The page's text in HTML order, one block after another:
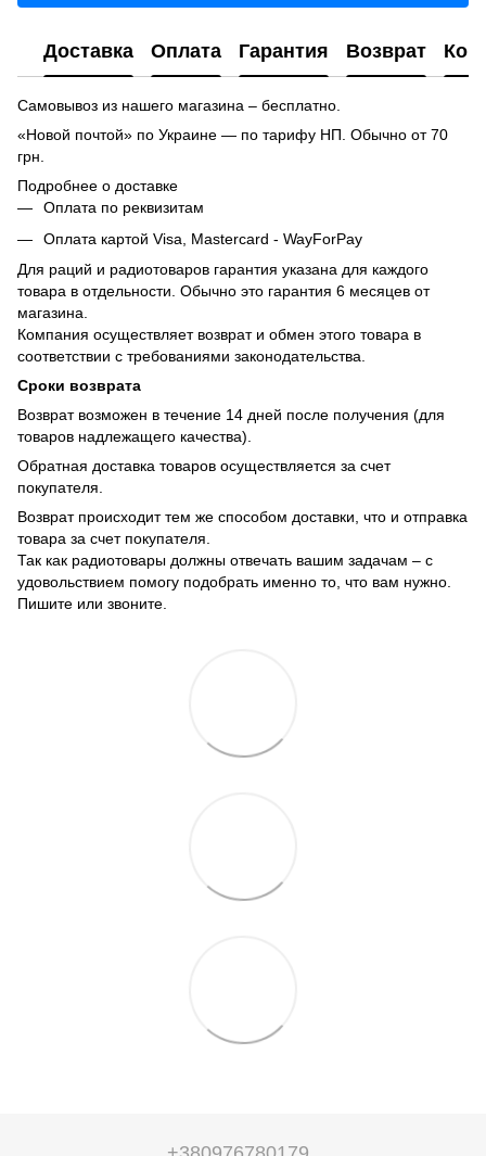
Доставка Оплата Гарантия Возврат
Самовывоз из нашего магазина – бесплатно.
«Новой почтой» по Украине — по тарифу НП. Обычно от 70
грн.
Подробнее о доставке
Оплата по реквизитам
Оплата картой Visa, Mastercard - WayForPay
Для раций и радиотоваров гарантия указана для каждого
товара в отдельности. Обычно это гарантия 6 месяцев от
магазина.
Компания осуществляет возврат и обмен этого товара в
соответствии с требованиями законодательства.
Сроки возврата
Возврат возможен в течение 14 дней после получения (для
товаров надлежащего качества).
Обратная доставка товаров осуществляется за счет
покупателя.
Возврат происходит тем же способом доставки, что и отправка
товара за счет покупателя.
Так как радиотовары должны отвечать вашим задачам – с
удовольствием помогу подобрать именно то, что вам нужно.
Пишите или звоните.